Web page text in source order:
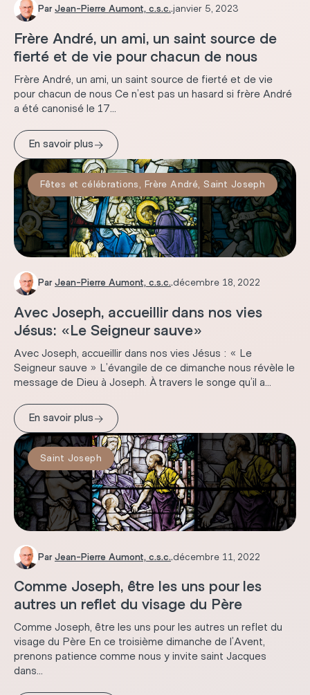
Par Jean-Pierre Aumont, c.s.c..janvier 5, 2023
Frère André, un ami, un saint source de
fierté et de vie pour chacun de nous
Frère André, un ami, un saint source de fierté et de vie
pour chacun de nous Ce n’est pas un hasard si frère André
a été canonisé le 17...
En savoir plus→
Fêtes et célébrations Frère André ,Saint Joseph
Par Jean-Pierre Aumont, c.s.c..décembre 18, 2022
Avec Joseph, accueillir dans nos vies
Jésus: «Le Seigneur sauve»
Avec Joseph, accueillir dans nos vies Jésus : « Le
Seigneur sauve » L’évangile de ce dimanche nous révèle le
message de Dieu à Joseph. À travers le songe qu’il a...
En savoir plus→
Saint Joseph
Par Jean-Pierre Aumont, c.s.c..décembre 11, 2022
Comme Joseph, être les uns pour les
autres un reflet du visage du Père
Comme Joseph, être les uns pour les autres un reflet du
visage du Père En ce troisième dimanche de l’Avent,
prenons patience comme nous y invite saint Jacques
dans...